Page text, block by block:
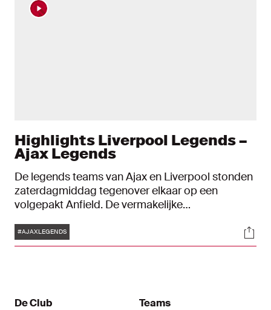
Highlights Liverpool Legends –
Ajax Legends
De legends teams van Ajax en Liverpool stonden
zaterdagmiddag tegenover elkaar op een
volgepakt Anfield. De vermakelijke
doelpunten op: 4-2. Treffers van Derk Boerrigter
en Kiki Musampa in de eerste helft bleken niet
Tags
#AJAXLEGENDS
De Club
Teams